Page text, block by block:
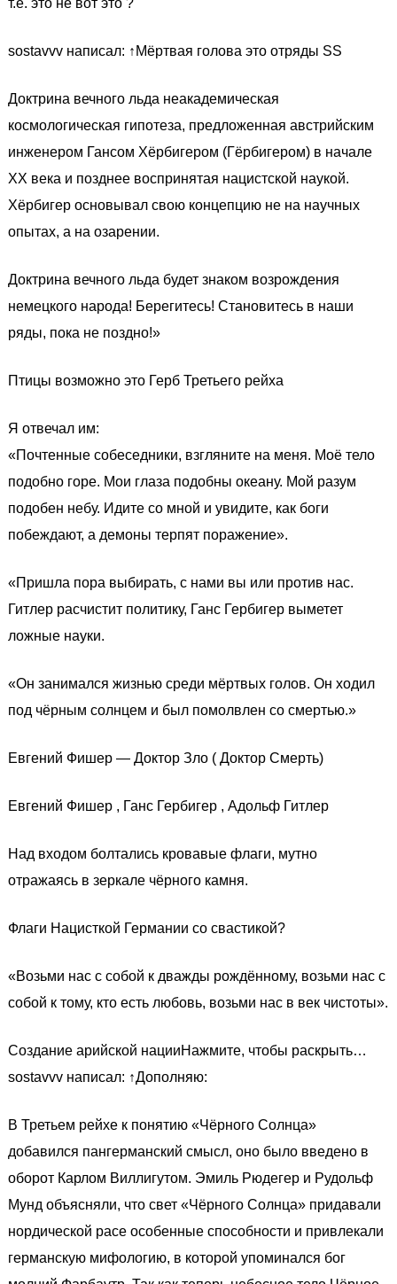
т.е. это не вот это ?
sostavvv написал: ↑Мёртвая голова это отряды SS
Доктрина вечного льда неакадемическая
космологическая гипотеза, предложенная австрийским
инженером Гансом Хёрбигером (Гёрбигером) в начале
XX века и позднее воспринятая нацистской наукой.
Хёрбигер основывал свою концепцию не на научных
опытах, а на озарении.
Доктрина вечного льда будет знаком возрождения
немецкого народа! Берегитесь! Становитесь в наши
ряды, пока не поздно!»
Птицы возможно это Герб Третьего рейха
Я отвечал им:
«Почтенные собеседники, взгляните на меня. Моё тело
подобно горе. Мои глаза подобны океану. Мой разум
подобен небу. Идите со мной и увидите, как боги
побеждают, а демоны терпят поражение».
«Пришла пора выбирать, с нами вы или против нас.
Гитлер расчистит политику, Ганс Гербигер выметет
ложные науки.
«Он занимался жизнью среди мёртвых голов. Он ходил
под чёрным солнцем и был помолвлен со смертью.»
Евгений Фишер — Доктор Зло ( Доктор Смерть)
Евгений Фишер , Ганс Гербигер , Адольф Гитлер
Над входом болтались кровавые флаги, мутно
отражаясь в зеркале чёрного камня.
Флаги Нацисткой Германии со свастикой?
«Возьми нас с собой к дважды рождённому, возьми нас с
собой к тому, кто есть любовь, возьми нас в век чистоты».
Создание арийской нацииНажмите, чтобы раскрыть…
sostavvv написал: ↑Дополняю:
В Третьем рейхе к понятию «Чёрного Солнца»
добавился пангерманский смысл, оно было введено в
оборот Карлом Виллигутом. Эмиль Рюдегер и Рудольф
Мунд объясняли, что свет «Чёрного Солнца» придавали
нордической расе особенные способности и привлекали
германскую мифологию, в которой упоминался бог